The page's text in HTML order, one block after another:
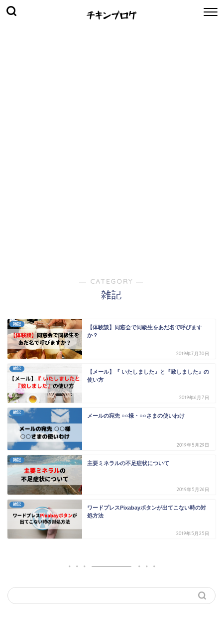
― CATEGORY ―
雑記
雑記
【体験談】同窓会で同級生をあだ名で呼びます
か？
2019年7月30日
雑記
【メール】『 いたしました』と『致しました』の
使い方
2019年6月7日
雑記
メールの宛先 ○○様・○○さまの使いわけ
2019年5月29日
雑記
主要ミネラルの不足症状について
2019年5月26日
雑記
ワードプレスPixabayボタンが出てこない時の対
処方法
2019年5月25日